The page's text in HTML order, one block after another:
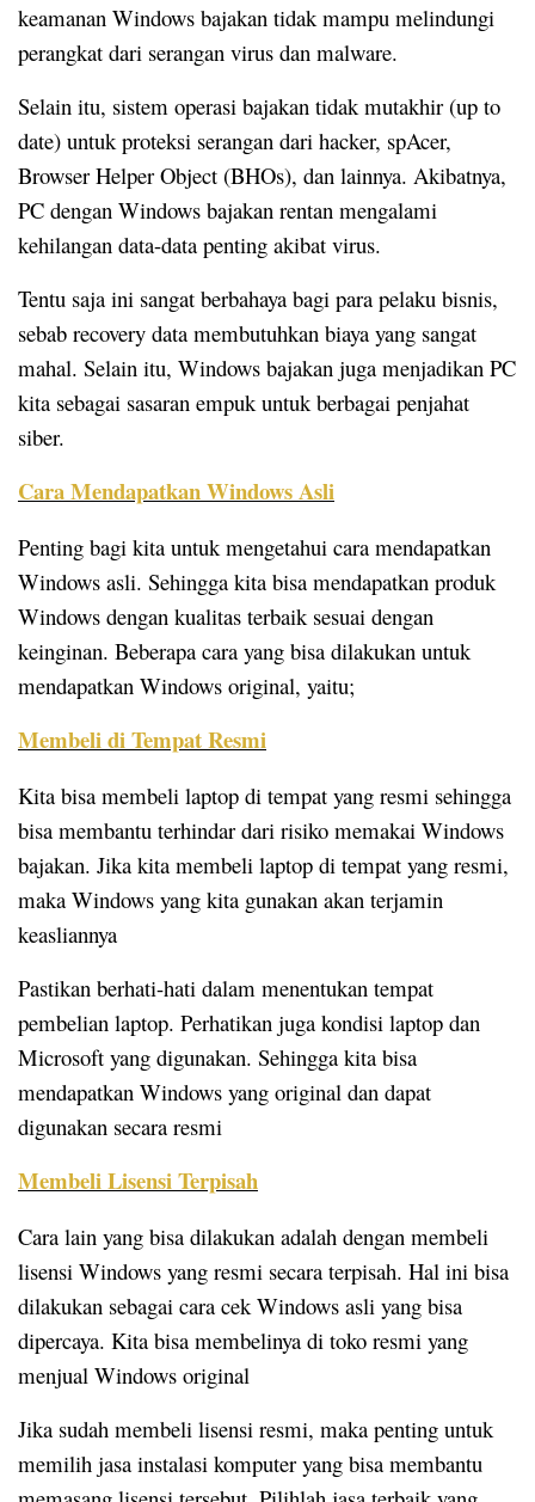
keamanan Windows bajakan tidak mampu melindungi
perangkat dari serangan virus dan malware.
Selain itu, sistem operasi bajakan tidak mutakhir (up to
date) untuk proteksi serangan dari hacker, spAcer,
Browser Helper Object (BHOs), dan lainnya. Akibatnya,
PC dengan Windows bajakan rentan mengalami
kehilangan data-data penting akibat virus.
Tentu saja ini sangat berbahaya bagi para pelaku bisnis,
sebab recovery data membutuhkan biaya yang sangat
mahal. Selain itu, Windows bajakan juga menjadikan PC
kita sebagai sasaran empuk untuk berbagai penjahat
siber.
Cara Mendapatkan Windows Asli
Penting bagi kita untuk mengetahui cara mendapatkan
Windows asli. Sehingga kita bisa mendapatkan produk
Windows dengan kualitas terbaik sesuai dengan
keinginan. Beberapa cara yang bisa dilakukan untuk
mendapatkan Windows original, yaitu;
Membeli di Tempat Resmi
Kita bisa membeli laptop di tempat yang resmi sehingga
bisa membantu terhindar dari risiko memakai Windows
bajakan. Jika kita membeli laptop di tempat yang resmi,
maka Windows yang kita gunakan akan terjamin
keasliannya
Pastikan berhati-hati dalam menentukan tempat
pembelian laptop. Perhatikan juga kondisi laptop dan
Microsoft yang digunakan. Sehingga kita bisa
mendapatkan Windows yang original dan dapat
digunakan secara resmi
Membeli Lisensi Terpisah
Cara lain yang bisa dilakukan adalah dengan membeli
lisensi Windows yang resmi secara terpisah. Hal ini bisa
dilakukan sebagai cara cek Windows asli yang bisa
dipercaya. Kita bisa membelinya di toko resmi yang
menjual Windows original
Jika sudah membeli lisensi resmi, maka penting untuk
memilih jasa instalasi komputer yang bisa membantu